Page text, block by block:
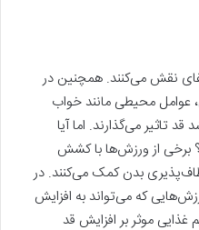
نقش می‌کنند. همچنین در
عوامل محیطی مانند خواب
تاثیر می‌گذارند. اما آیا
برخی از ورزش‌ها با کشش
بدن کمک می‌کنند. در
که می‌تواند به افزایش
موثر بر افزایش قد